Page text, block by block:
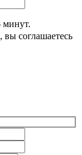
минут.
соглашаетесь